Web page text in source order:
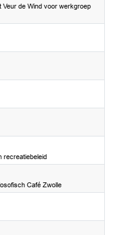
de Wind voor werkgroep
recreatiebeleid
Café Zwolle